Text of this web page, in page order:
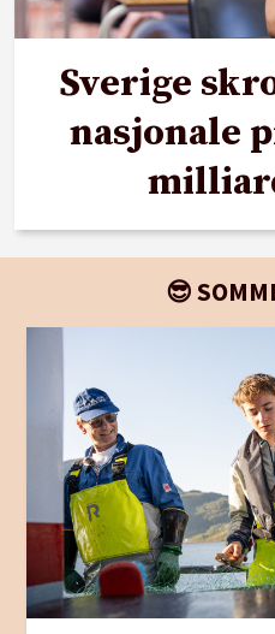
Sverige
nasjonale
😎